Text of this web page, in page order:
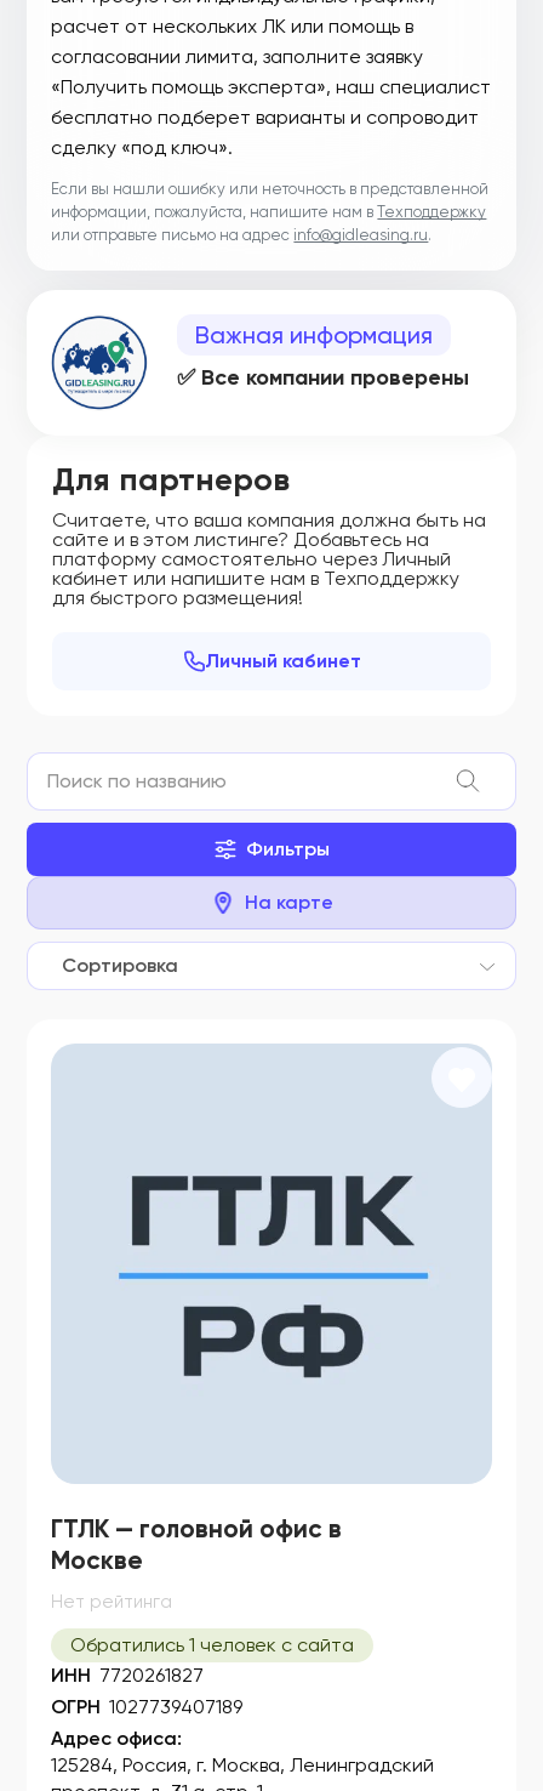
расчет от нескольких ЛК или помощь в
согласовании лимита, заполните заявку
«Получить помощь эксперта», наш специалист
бесплатно подберет варианты и сопроводит
сделку «под ключ».
Если вы нашли ошибку или неточность в представленной
информации, пожалуйста, напишите нам вТехподдержку
или отправьте письмо на адрес info@gidleasing.ru.
Важная информация
✅ Все компании проверены
Для партнеров
Считаете, что ваша компания должна быть на
сайте и в этом листинге? Добавьтесь на
платформу самостоятельно через Личный
кабинет или напишите нам в Техподдержку
для быстрого размещения!
Личный кабинет
Фильтры
На карте
Сортировка
ГТЛК — головной офис в
Москве
Нет рейтинга
Обратились 1 человек с сайта
ИНН 7720261827
ОГРН 1027739407189
Адрес офиса:
125284, Россия, г. Москва, Ленинградский